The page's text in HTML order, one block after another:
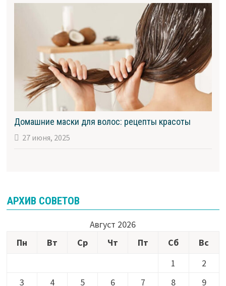
Домашние маски для волос: рецепты красоты
27 июня, 2025
АРХИВ СОВЕТОВ
Август 2026
Пн
Вт Ср Чт Пт Сб
Вс
1
2
3
4 5 6 7 8
9